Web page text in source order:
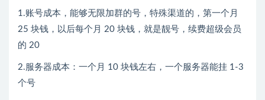
1.账号成本，能够无限加群的号，特殊渠道的，第一个月
25 块钱，以后每个月 20 块钱，就是靓号，续费超级会员
的 20
2.服务器成本：一个月 10 块钱左右，一个服务器能挂 1-3
个号